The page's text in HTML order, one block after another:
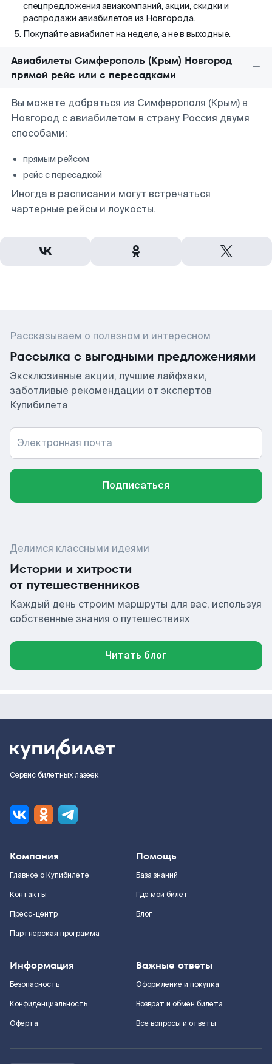
спецпредложения авиакомпаний, акции, скидки и
распродажи авиабилетов из Новгорода.
Покупайте авиабилет на неделе, а не в выходные.
Авиабилеты Симферополь (Крым) Новгород
прямой рейс или с пересадками
Вы можете добраться из Симферополя (Крым) в
Новгород с авиабилетом в страну Россия двумя
способами:
прямым рейсом
рейс с пересадкой
Иногда в расписании могут встречаться
чартерные рейсы и лоукосты.
Рассказываем о полезном и интересном
Рассылка с выгодными предложениями
Эксклюзивные акции, лучшие лайфхаки,
заботливые рекомендации от экспертов
Купибилета
Электронная почта
Подписаться
Делимся классными идеями
Истории и хитрости
от путешественников
Каждый день строим маршруты для вас, используя
собственные знания о путешествиях
Читать блог
Сервис билетных лазеек
Компания
Главное о Купибилете
Контакты
Пресс-центр
Партнерская программа
Помощь
База знаний
Где мой билет
Блог
Информация
Безопасность
Конфиденциальность
Оферта
Важные ответы
Оформление и покупка
Возврат и обмен билета
Все вопросы и ответы